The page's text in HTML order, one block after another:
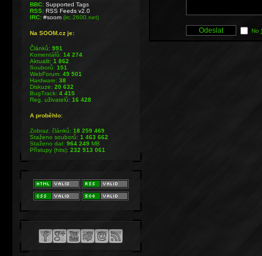
No
BBC: Supported Tags
RSS: RSS Feeds v2.0
IRC: #soom(irc.2600.net)
Na SOOM.cz je:
Článků:991
Komentářů:14 274
Aktualit:1 862
Souborů:151
WebForum:49 501
Hardware:38
Diskuze:20 632
BugTrack:4 415
Reg. uživatelů:16 428
A proběhlo:
Zobraz. článků:18 259 469
Staženo souborů:1 463 662
Staženo dat:964 249MB
Přístupy (hits):232 913 061